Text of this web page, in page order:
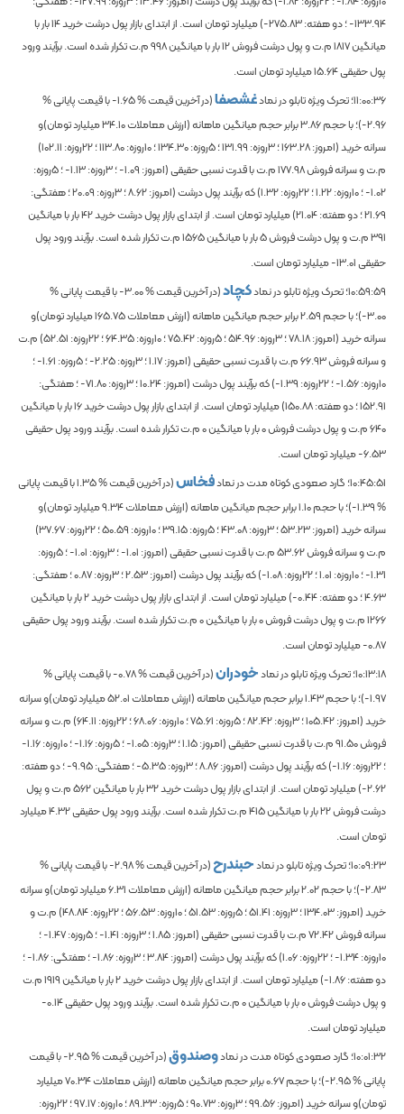
-133.94؛ دو هفته:-275.83) میلیارد تومان است. از ابتدای بازار پول درشت خرید14بار با
میانگین1817م.ت و پول درشت فروش12بار با میانگین998م.ت تکرار شده است. برآیند ورود
پول حقیقی15.64میلیارد تومان است.
11:00:36؛ تحرک ویژه تابلو در نمادغشصفا(در آخرین قیمت %-1.65با قیمت پایانی %
-2.96)؛با حجم3.86برابر حجم میانگین ماهانه(ارزش معاملات34.10میلیارد تومان)و
سرانه خرید (امروز:163.28؛ 3روزه: 131.99؛ 5روزه: 134.30؛ 10روزه: 113.80؛ 22روزه: 102.11
)
م.ت و سرانه فروش177.98م.ت با قدرت نسبی حقیقی (امروز:-1.09؛ 3روزه: -1.13؛ 5روزه:
-1.02؛ 10روزه: 1.22؛ 22روزه: 1.32) که برآیند پول درشت (امروز:8.62؛ 3روزه: 20.09؛ هفتگی:
21.69؛ دو هفته:21.04) میلیارد تومان است. از ابتدای بازار پول درشت خرید42بار با میانگین
391م.ت و پول درشت فروش5بار با میانگین1565م.ت تکرار شده است. برآیند ورود پول
حقیقی-13.01میلیارد تومان است.
10:59:59؛ تحرک ویژه تابلو در نمادکچاد(در آخرین قیمت %-3.00با قیمت پایانی %
-3.00)؛با حجم2.59برابر حجم میانگین ماهانه(ارزش معاملات165.75میلیارد تومان)و
سرانه خرید (امروز:78.18؛ 3روزه: 54.96؛ 5روزه: 75.42؛ 10روزه: 64.35؛ 22روزه: 52.51) م.ت
و سرانه فروش66.93م.ت با قدرت نسبی حقیقی (امروز:1.17؛ 3روزه: -2.25؛ 5روزه: -1.61؛
10روزه:
-1.56؛ 22روزه: -1.39) که برآیند پول درشت (امروز:10.24؛ 3روزه: -71.80؛ هفتگی:
152.91؛ دو هفته:150.88) میلیارد تومان است. از ابتدای بازار پول درشت خرید16بار با میانگین
640م.ت و پول درشت فروش0بار با میانگین0م.ت تکرار شده است. برآیند ورود پول حقیقی
-6.53میلیارد تومان است.
10:45:51؛ گارد صعودی کوتاه مدت در نمادفخاس(در آخرین قیمت %1.35با قیمت پایانی
%
-1.39)؛با حجم1.10برابر حجم میانگین ماهانه(ارزش معاملات9.34میلیارد تومان)و
سرانه خرید (امروز:53.23؛ 3روزه: 43.08؛ 5روزه: 39.15؛ 10روزه: 50.59؛ 22روزه: 37.67
)
م.ت و سرانه فروش53.62م.ت با قدرت نسبی حقیقی (امروز: -1.01؛ 3روزه: -1.01؛ 5روزه:
-1.31؛ 10روزه: 1.01؛ 22روزه: -1.08) که برآیند پول درشت (امروز:2.53؛ 3روزه: 0.87؛ هفتگی:
4.63؛ دو هفته:-0.44) میلیارد تومان است. از ابتدای بازار پول درشت خرید2بار با میانگین
1266م.ت و پول درشت فروش0بار با میانگین0م.ت تکرار شده است. برآیند ورود پول حقیقی
-0.87میلیارد تومان است.
10:13:18؛ تحرک ویژه تابلو در نمادخودران(در آخرین قیمت %-0.78با قیمت پایانی %
-1.97)؛با حجم1.43برابر حجم میانگین ماهانه(ارزش معاملات52.01میلیارد تومان)و سرانه
خرید (امروز:105.42؛ 3روزه: 82.42؛ 5روزه: 75.61؛ 10روزه: 68.06؛ 22روزه: 64.11) م.ت و سرانه
فروش91.50م.ت با قدرت نسبی حقیقی (امروز:1.15؛ 3روزه: -1.05؛ 5روزه: -1.16؛ 10روزه:
-1.16
؛ 22روزه:
-1.16) که برآیند پول درشت (امروز:8.86؛ 3روزه: -5.35؛ هفتگی:-9.95؛ دو هفته:
-2.62) میلیارد تومان است. از ابتدای بازار پول درشت خرید32بار با میانگین562م.ت و پول
درشت فروش22بار با میانگین415م.ت تکرار شده است. برآیند ورود پول حقیقی4.32میلیارد
تومان است.
10:09:23؛ تحرک ویژه تابلو در نمادحبندرح (در آخرین قیمت %-2.98با قیمت پایانی %
-2.83)؛با حجم2.02برابر حجم میانگین ماهانه(ارزش معاملات6.31میلیارد تومان)و سرانه
خرید (امروز:134.03؛ 3روزه: 51.41؛ 5روزه: 51.53؛ 10روزه: 56.53؛ 22روزه: 48.84) م.ت و
سرانه فروش72.42م.ت با قدرت نسبی حقیقی (امروز:1.85؛ 3روزه: -1.41؛ 5روزه: -1.47؛
10روزه:
-1.34؛ 22روزه: 1.06) که برآیند پول درشت (امروز:3.84؛ 3روزه: -1.86؛ هفتگی:-1.86؛
دو هفته:-1.86) میلیارد تومان است. از ابتدای بازار پول درشت خرید2بار با میانگین1919م.ت
و پول درشت فروش0بار با میانگین0م.ت تکرار شده است. برآیند ورود پول حقیقی-0.14
میلیارد تومان است.
10:01:32؛ گارد صعودی کوتاه مدت در نمادوصندوق(در آخرین قیمت %-2.95با قیمت
پایانی %-2.95)؛با حجم0.67برابر حجم میانگین ماهانه(ارزش معاملات70.34میلیارد
تومان)و سرانه خرید (امروز:99.56؛ 3روزه: 90.73؛ 5روزه: 89.33؛ 10روزه: 97.17؛ 22روزه: